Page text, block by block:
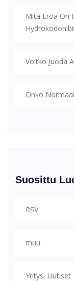
Mitä Eroa On
Voitko Juoda
Onko
Suosittu
RSV
muu
Yritys, Uutiset